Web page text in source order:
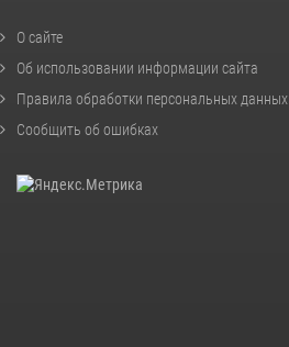
О сайте
Об использовании информации сайта
Правила обработки персональных данных
Сообщить об ошибках